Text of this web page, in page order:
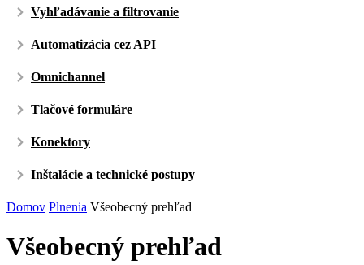
Vyhľadávanie a filtrovanie
Automatizácia cez API
Omnichannel
Tlačové formuláre
Konektory
Inštalácie a technické postupy
Domov Plnenia Všeobecný prehľad
Všeobecný prehľad